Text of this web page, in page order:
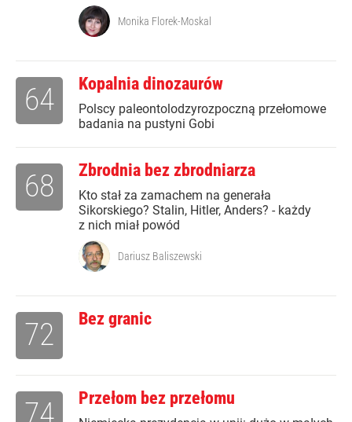
Monika Florek-Moskal
Kopalnia dinozaurów
Polscy paleontolodzyrozpoczną przełomowe
badania na pustyni Gobi
64
Zbrodnia bez zbrodniarza
Kto stał za zamachem na generała
Sikorskiego? Stalin, Hitler, Anders? - każdy
z nich miał powód
68
Dariusz Baliszewski
Bez granic
72
Przełom bez przełomu
74